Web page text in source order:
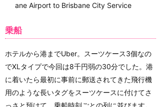
ane Airport to Brisbane City Service
乗船
ホテルから港までUber。スーツケース3個なの
でXLタイプで今回は8千円弱の30分でした。港
に着いたら最初に事前に郵送されてきた飛行機
用のような長いタグをスーツケースに付けてさ
っさと預けて、乗船時刻ごとの列に並びます。